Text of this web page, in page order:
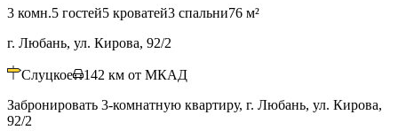
3 комн.5 гостей5 кроватей3 спальни76 м²
г. Любань, ул. Кирова, 92/2
Слуцкое 142 км от МКАД
Забронировать 3-комнатную квартиру, г. Любань, ул. Кирова,
92/2